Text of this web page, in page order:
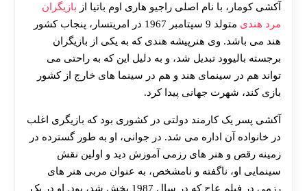
آکشی کومار، با نام اصلی راجیو هاری اوم باتیا از بازیگران
مرد هندی
متولد 9 سپتامبر 1967 در امریتسار، پنجاب کشور
هند می باشد. وی هنرپیشه هندی که به یکی از بازیگران
برجسته بالیوود تبدیل شد، و به دلیل این که به راحتی می
تواند هم در سینمای هند و هم در سینما های خارج از کشور
بازی کند، شهرت جهانی پیدا کرد.
آکشی پسر یک کارمند دولتی در کشوری بود که بازیگری اغلب
در خانواده آن اداره می شد. در جوانی، او به طور گسترده در
زمینه رقص و هنر های رزمی آموزش دید و اولین نقش
سینمایی او، ناگفته و نامشخص، به عنوان مربی هنر های
رزمی در فیلم عاج که در سال 1987 پخش شد، بود. او در یک